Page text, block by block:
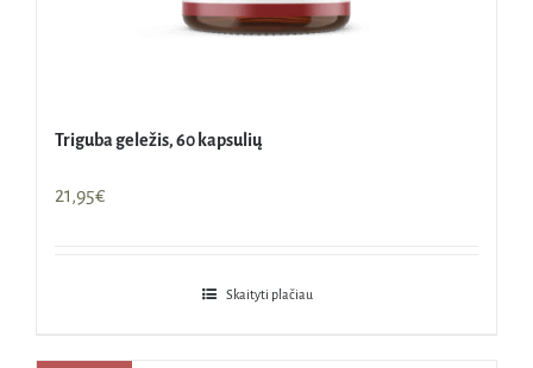
Triguba geležis, 60 kapsulių
21,95€
Skaityti plačiau